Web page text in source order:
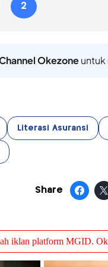
2
Okezoneuntuk
Literasi Asuransi
Share